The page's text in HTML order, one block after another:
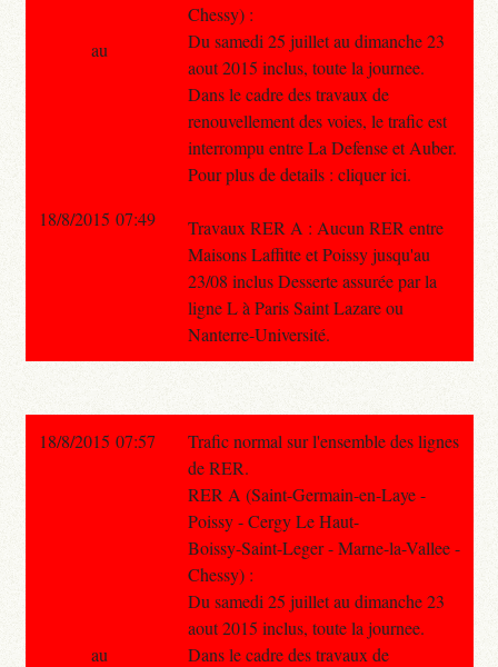
Chessy) :
Du samedi 25 juillet au dimanche 23
aout 2015 inclus, toute la journee.
Dans le cadre des travaux de
renouvellement des voies, le trafic est
interrompu entre La Defense et Auber.
Pour plus de details : cliquer ici.
Travaux RER A : Aucun RER entre
Maisons Laffitte et Poissy jusqu'au
23/08 inclus Desserte assurée par la
ligne L à Paris Saint Lazare ou
Nanterre-Université.
au
18/8/2015 07:49
18/8/2015 07:57
Trafic normal sur l'ensemble des lignes
de RER.
RER A (Saint-Germain-en-Laye -
Poissy - Cergy Le Haut-
Boissy-Saint-Leger - Marne-la-Vallee -
Chessy) :
Du samedi 25 juillet au dimanche 23
aout 2015 inclus, toute la journee.
Dans le cadre des travaux de
au